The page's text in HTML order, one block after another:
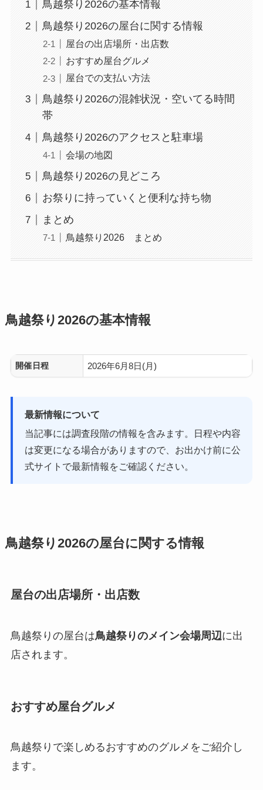
鳥越祭り2026の基本情報
鳥越祭り2026の屋台に関する情報
屋台の出店場所・出店数
おすすめ屋台グルメ
屋台での支払い方法
鳥越祭り2026の混雑状況・空いてる時間
帯
鳥越祭り2026のアクセスと駐車場
会場の地図
鳥越祭り2026の見どころ
お祭りに持っていくと便利な持ち物
まとめ
鳥越祭り2026 まとめ
鳥越祭り2026の基本情報
開催日程 2026年6月8日(月)
最新情報について
当記事には調査段階の情報を含みます。日程や内容
は変更になる場合がありますので、お出かけ前に公
式サイトで最新情報をご確認ください。
鳥越祭り2026の屋台に関する情報
屋台の出店場所・出店数
鳥越祭りの屋台は鳥越祭りのメイン会場周辺に出
店されます。
おすすめ屋台グルメ
鳥越祭りで楽しめるおすすめのグルメをご紹介し
ます。